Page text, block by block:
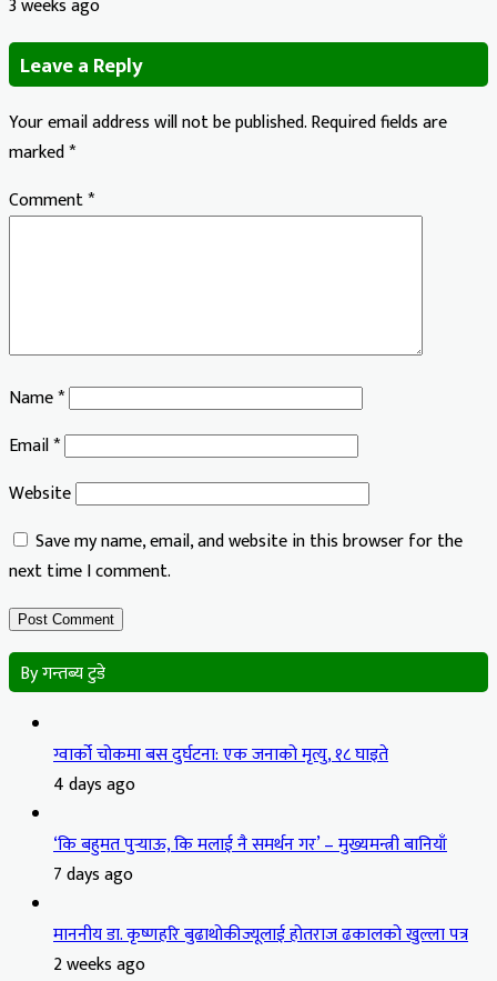
3 weeks ago
Leave a Reply
Your email address will not be published.Required fields are
marked*
Comment*
Name*
Email*
Website
Save my name, email, and website in this browser for the
next time I comment.
By गन्तब्य टुडे
ग्वार्को चोकमा बस दुर्घटना: एक जनाको मृत्यु, १८ घाइते
4 days ago
‘कि बहुमत पुर्‍याऊ, कि मलाई नै समर्थन गर’ – मुख्यमन्त्री बानियाँ
7 days ago
माननीय डा. कृष्णहरि बुढाथोकीज्यूलाई होतराज ढकालको खुल्ला पत्र
2 weeks ago